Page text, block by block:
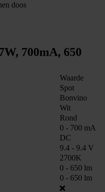
doos
700mA, 650
Waarde
Spot
Bonvino
Wit
Rond
0 - 700 mA
DC
9.4 - 9.4 V
2700K
0 - 650 lm
0 - 650 lm